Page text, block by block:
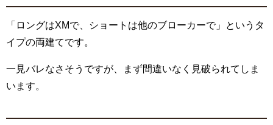
「ロングはXMで、ショートは他のブローカーで」というタ
イプの両建てです。
一見バレなさそうですが、まず間違いなく見破られてしま
います。